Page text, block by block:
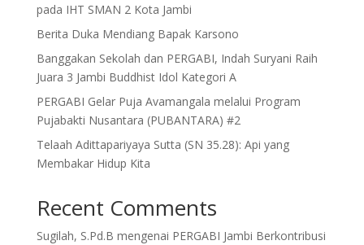
pada IHT SMAN 2 Kota Jambi
Berita Duka Mendiang Bapak Karsono
Banggakan Sekolah dan PERGABI, Indah Suryani Raih
Juara 3 Jambi Buddhist Idol Kategori A
PERGABI Gelar Puja Avamangala melalui Program
Pujabakti Nusantara (PUBANTARA) #2
Telaah Adittapariyaya Sutta (SN 35.28): Api yang
Membakar Hidup Kita
Recent Comments
Sugilah, S.Pd.B mengenai PERGABI Jambi Berkontribusi